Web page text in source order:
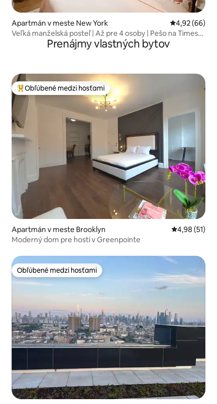
Apartmán v meste New York Priemerné
4,92 (66)
Veľká manželská posteľ | Až pre 4 osoby | Pešo na Times
Square a BroadwayPrenájmy vlastných bytov
Najobľúbenejšie medzi hosťami
Obľúbené medzi hosťami
Apartmán v meste Brooklyn Priemerné
4,98 (51)
Moderný dom pre hostí v Greenpointe
Obľúbené medzi hosťami
Obľúbené medzi hosťami